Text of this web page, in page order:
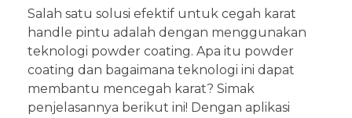
Salah satu solusi efektif untuk cegah karat
handle pintu adalah dengan menggunakan
teknologi powder coating. Apa itu powder
coating dan bagaimana teknologi ini dapat
membantu mencegah karat? Simak
penjelasannya berikut ini! Dengan aplikasi